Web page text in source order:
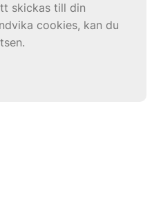
skickas till din
cookies, kan du